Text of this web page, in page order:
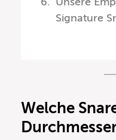
Signature
Welche